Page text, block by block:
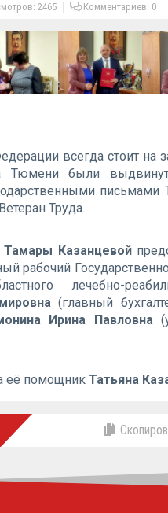
2465 Комментариев: 0
всегда стоит на
Тюмени были
письмами
Труда.
Тамары Казанцевой
рабочий
лечебно-
(главный
Ирина Павловна
её помощникТатьяна